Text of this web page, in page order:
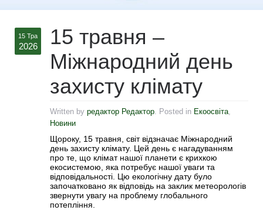
15 Тра
2026
15 травня –
Міжнародний день
захисту клімату
Written by редактор Редактор . Posted in Екоосвіта
Новини
Щороку, 15 травня, світ відзначає Міжнародний
день захисту клімату. Цей день є нагадуванням
про те, що клімат нашої планети є крихкою
екосистемою, яка потребує нашої уваги та
відповідальності. Цю екологічну дату було
започатковано як відповідь на заклик метеорологів
звернути увагу на проблему глобального
потепління.